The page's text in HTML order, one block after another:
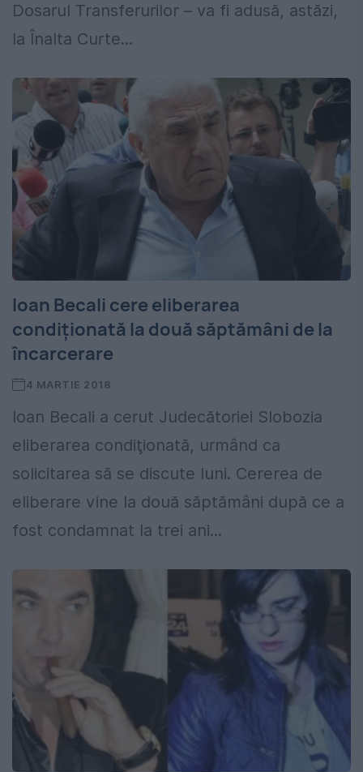
Dosarul Transferurilor – va fi adusă, astăzi,
la Înalta Curte...
Ioan Becali cere eliberarea
condiţionată la două săptămâni de la
încarcerare
4 MARTIE 2018
Ioan Becali a cerut Judecătoriei Slobozia
eliberarea condiţionată, urmând ca
solicitarea să se discute luni. Cererea de
eliberare vine la două săptămâni după ce a
fost condamnat la trei ani...